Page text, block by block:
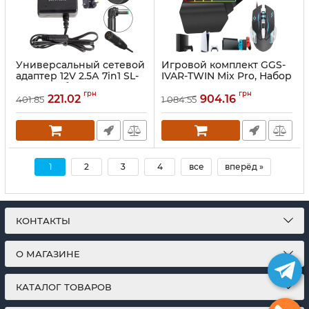
Универсальный сетевой
адаптер 12V 2.5А 7in1 SL-
668 30W блок питания с
регулировкой
переходниками и
защитой от перегрузки
YX-668
401.85 221.02 грн
Игровой комплект GGS-
IVAR-TWIN Mix Pro, Набор
игровая мышь и
подсветкой для
приставки PS3, PS4, PS5,
Xbox 360
1 084.55 904.16 грн
1 2 3 4 все вперёд »
КОНТАКТЫ
О МАГАЗИНЕ
КАТАЛОГ ТОВАРОВ